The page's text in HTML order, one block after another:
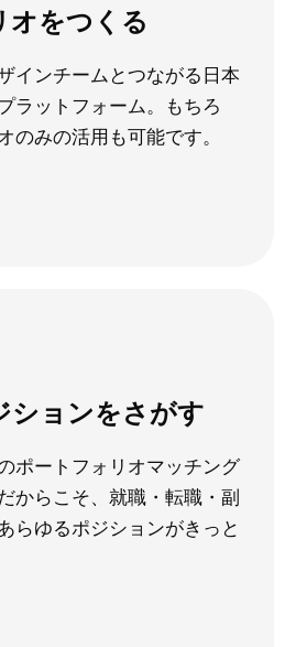
オをつくる
インチームとつながる日本
ラットフォーム。もちろ
のみの活用も可能です。
ションをさがす
ポートフォリオマッチング
からこそ、就職・転職・副
らゆるポジションがきっと